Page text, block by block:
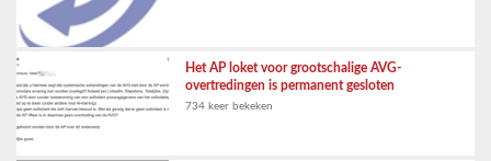
Het AP loket voor grootschalige AVG-
overtredingen is permanent gesloten
734 keer bekeken